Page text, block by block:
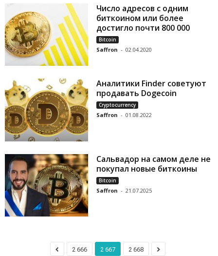
Число адресов с одним
биткоином или более
достигло почти 800 000
Bitcoin
Saffron - 02.04.2020
Аналитики Finder советуют
продавать Dogecoin
Cryptocurrency
Saffron - 01.08.2022
Сальвадор на самом деле не
покупал новые биткоины
Bitcoin
Saffron - 21.07.2025
2 666 2 667 2 668